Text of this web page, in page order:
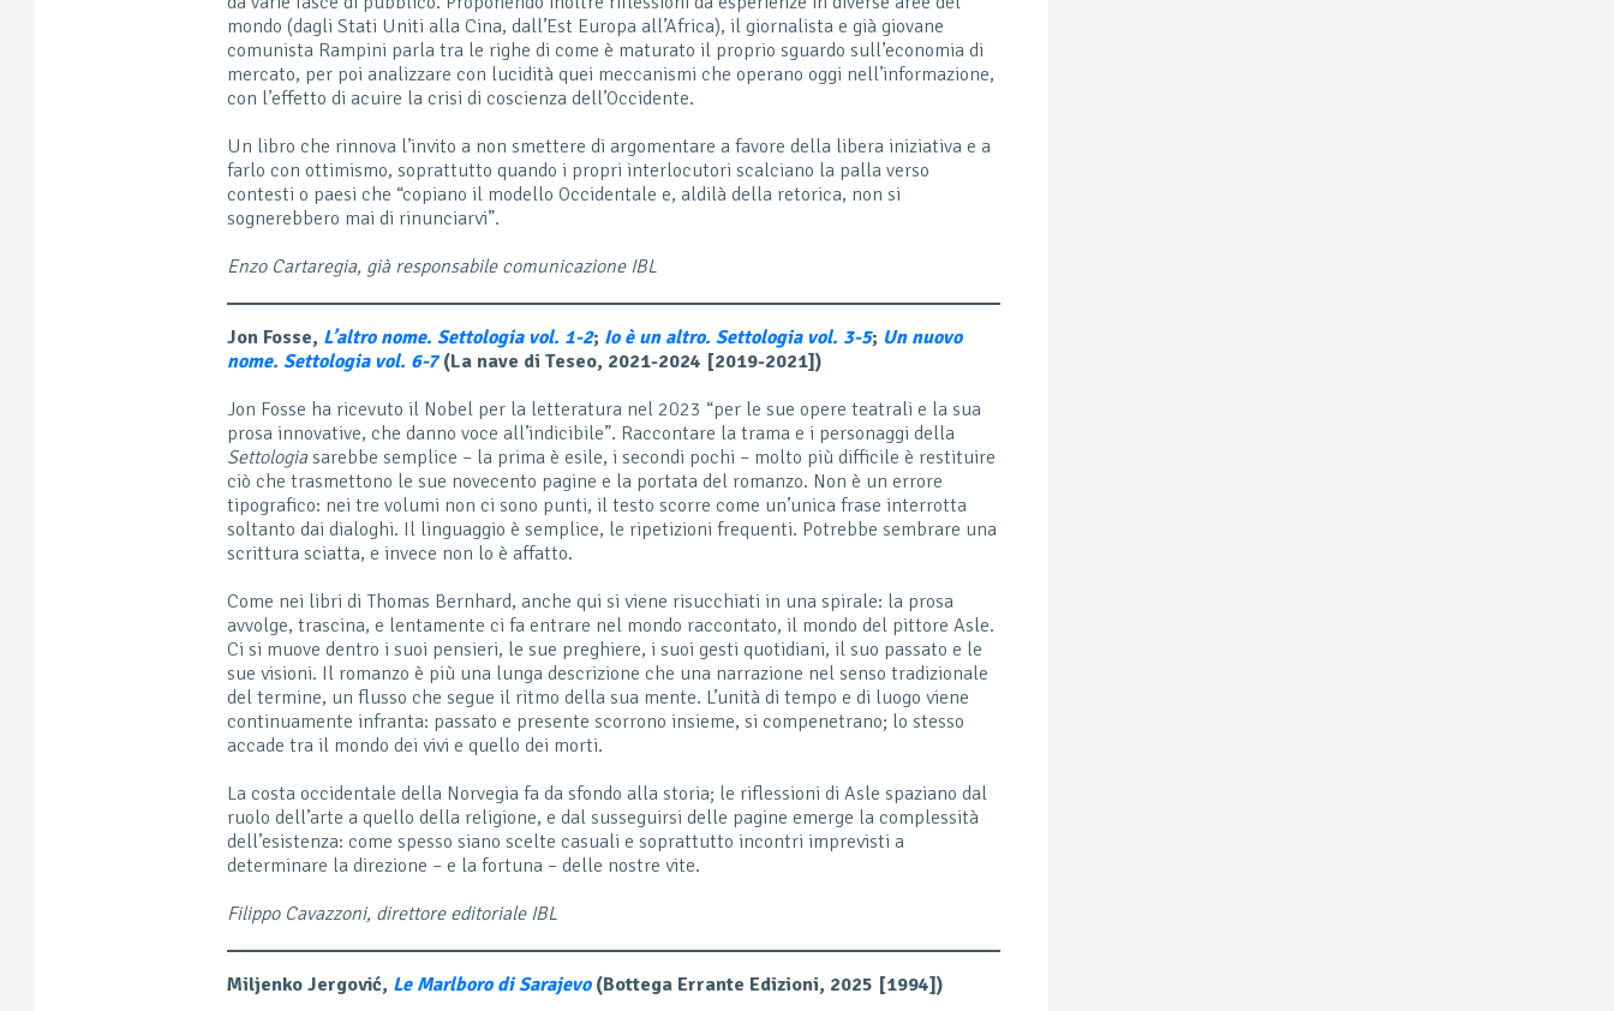
mondo (dagli Stati Uniti alla Cina, dall’Est Europa all’Africa), il giornalista e già giovane
comunista Rampini parla tra le righe di come è maturato il proprio sguardo sull’economia di
mercato, per poi analizzare con lucidità quei meccanismi che operano oggi nell’informazione,
con l’effetto di acuire la crisi di coscienza dell’Occidente.
Un libro che rinnova l’invito a non smettere di argomentare a favore della libera iniziativa e a
farlo con ottimismo, soprattutto quando i propri interlocutori scalciano la palla verso
contesti o paesi che “copiano il modello Occidentale e, aldilà della retorica, non si
sognerebbero mai di rinunciarvi”.
Enzo Cartaregia, già responsabile comunicazione IBL
Jon Fosse, L’altro nome. Settologia vol. 1-2; Io è un altro. Settologia vol. 3-5; Un nuovo
nome. Settologia vol. 6-7(La nave di Teseo, 2021-2024 [2019-2021])
Jon Fosse ha ricevuto il Nobel per la letteratura nel 2023 “per le sue opere teatrali e la sua
prosa innovative, che danno voce all’indicibile”. Raccontare la trama e i personaggi della
Settologiasarebbe semplice – la prima è esile, i secondi pochi – molto più difficile è restituire
ciò che trasmettono le sue novecento pagine e la portata del romanzo. Non è un errore
tipografico: nei tre volumi non ci sono punti, il testo scorre come un’unica frase interrotta
soltanto dai dialoghi. Il linguaggio è semplice, le ripetizioni frequenti. Potrebbe sembrare una
scrittura sciatta, e invece non lo è affatto.
Come nei libri di Thomas Bernhard, anche qui si viene risucchiati in una spirale: la prosa
avvolge, trascina, e lentamente ci fa entrare nel mondo raccontato, il mondo del pittore Asle.
Ci si muove dentro i suoi pensieri, le sue preghiere, i suoi gesti quotidiani, il suo passato e le
sue visioni. Il romanzo è più una lunga descrizione che una narrazione nel senso tradizionale
del termine, un flusso che segue il ritmo della sua mente. L’unità di tempo e di luogo viene
continuamente infranta: passato e presente scorrono insieme, si compenetrano; lo stesso
accade tra il mondo dei vivi e quello dei morti.
La costa occidentale della Norvegia fa da sfondo alla storia; le riflessioni di Asle spaziano dal
ruolo dell’arte a quello della religione, e dal susseguirsi delle pagine emerge la complessità
dell’esistenza: come spesso siano scelte casuali e soprattutto incontri imprevisti a
determinare la direzione – e la fortuna – delle nostre vite.
Filippo Cavazzoni, direttore editoriale IBL
Miljenko Jergović, Le Marlboro di Sarajevo(Bottega Errante Edizioni, 2025 [1994])